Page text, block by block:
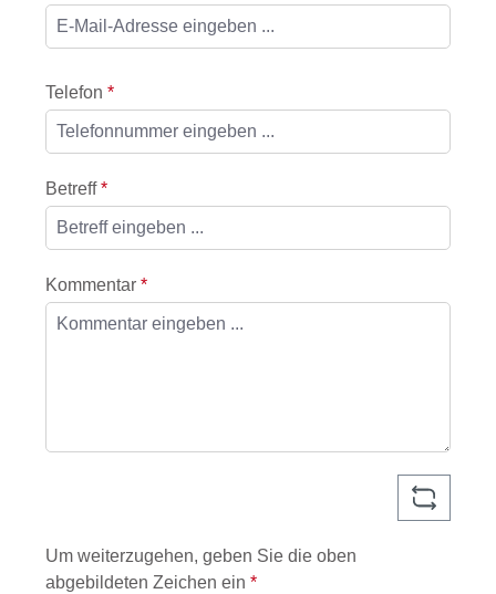
Telefon *
Betreff*
Kommentar *
Um weiterzugehen, geben Sie die oben
abgebildeten Zeichen ein *